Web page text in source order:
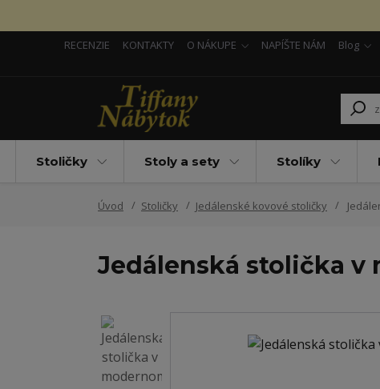
RECENZIE KONTAKTY O NÁKUPE NAPÍŠTE NÁM
Blog
Stoličky Stoly a sety Stolíky
Úvod Stoličky Jedálenské kovové stoličky
Jedálenská stolička v